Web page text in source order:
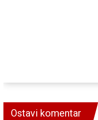
Ostavi komentar